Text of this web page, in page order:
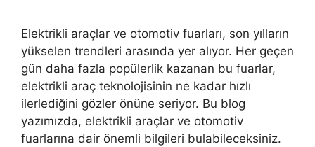
Elektrikli araçlar ve otomotiv fuarları, son yılların
yükselen trendleri arasında yer alıyor. Her geçen
gün daha fazla popülerlik kazanan bu fuarlar,
elektrikli araç teknolojisinin ne kadar hızlı
ilerlediğini gözler önüne seriyor. Bu blog
yazımızda, elektrikli araçlar ve otomotiv
fuarlarına dair önemli bilgileri bulabileceksiniz.